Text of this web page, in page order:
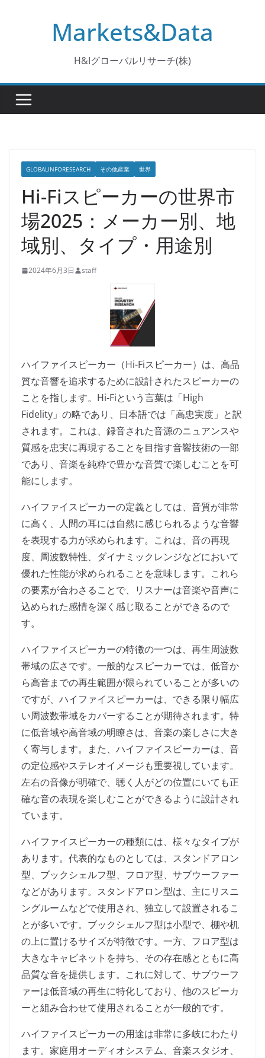
Markets&Data
H&Iグローバルリサーチ(株)
GLOBALINFORESEARCH その他産業 世界
Hi-Fiスピーカーの世界市
場2025：メーカー別、地
域別、タイプ・用途別
2024年6月3日 staff
ハイファイスピーカー（Hi-Fiスピーカー）は、高品
質な音響を追求するために設計されたスピーカーの
ことを指します。Hi-Fiという言葉は「High
Fidelity」の略であり、日本語では「高忠実度」と訳
されます。これは、録音された音源のニュアンスや
質感を忠実に再現することを目指す音響技術の一部
であり、音楽を純粋で豊かな音質で楽しむことを可
能にします。
ハイファイスピーカーの定義としては、音質が非常
に高く、人間の耳には自然に感じられるような音響
を表現する力が求められます。これは、音の再現
度、周波数特性、ダイナミックレンジなどにおいて
優れた性能が求められることを意味します。これら
の要素が合わさることで、リスナーは音楽や音声に
込められた感情を深く感じ取ることができるので
す。
ハイファイスピーカーの特徴の一つは、再生周波数
帯域の広さです。一般的なスピーカーでは、低音か
ら高音までの再生範囲が限られていることが多いの
ですが、ハイファイスピーカーは、できる限り幅広
い周波数帯域をカバーすることが期待されます。特
に低音域や高音域の明瞭さは、音楽の楽しさに大き
く寄与します。また、ハイファイスピーカーは、音
の定位感やステレオイメージも重要視しています。
左右の音像が明確で、聴く人がどの位置にいても正
確な音の表現を楽しむことができるように設計され
ています。
ハイファイスピーカーの種類には、様々なタイプが
あります。代表的なものとしては、スタンドアロン
型、ブックシェルフ型、フロア型、サブウーファー
などがあります。スタンドアロン型は、主にリスニ
ングルームなどで使用され、独立して設置されるこ
とが多いです。ブックシェルフ型は小型で、棚や机
の上に置けるサイズが特徴です。一方、フロア型は
大きなキャビネットを持ち、その存在感とともに高
品質な音を提供します。これに対して、サブウーフ
ァーは低音域の再生に特化しており、他のスピーカ
ーと組み合わせて使用されることが一般的です。
ハイファイスピーカーの用途は非常に多岐にわたり
ます。家庭用オーディオシステム、音楽スタジオ、